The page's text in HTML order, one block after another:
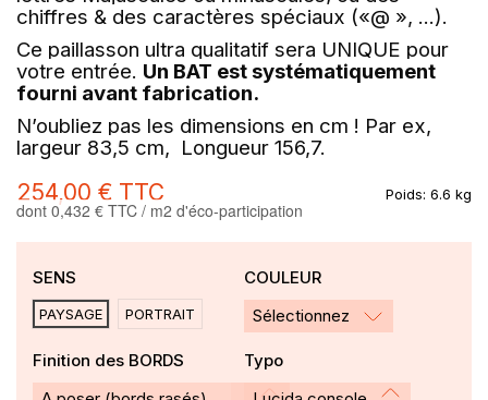
chiffres & des caractères spéciaux («@ », ...).
Ce paillasson ultra qualitatif sera UNIQUE pour
votre entrée. Un BAT est systématiquement
fourni avant fabrication.
N’oubliez pas les dimensions en cm ! Par ex,
largeur 83,5 cm, Longueur 156,7.
254,00 € TTC Poids: 6.6 kg
dont 0,432 € TTC / m2 d'éco-participation
SENS
PAYSAGE PORTRAIT
COULEUR
Sélectionnez
Finition des BORDS Typo